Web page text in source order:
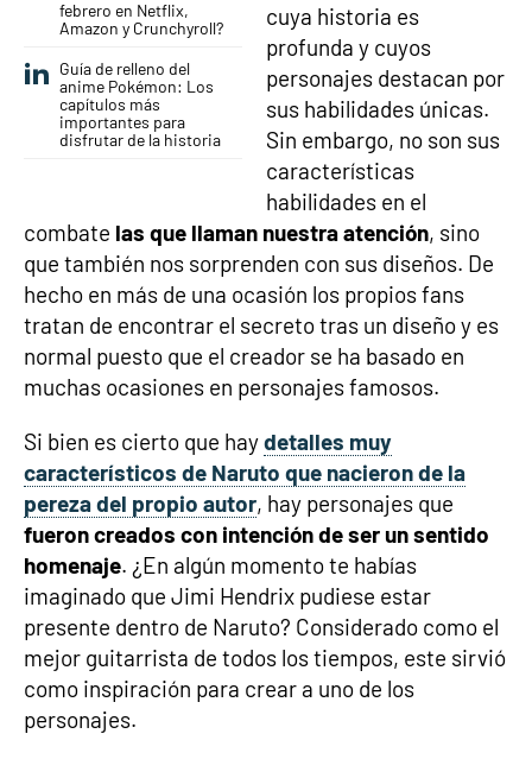
febrero en Netflix,
Amazon y Crunchyroll?
Guía de relleno del
anime Pokémon: Los
capítulos más
importantes para
disfrutar de la historia
cuya historia es
profunda y cuyos
personajes destacan por
sus habilidades únicas.
Sin embargo, no son sus
características
habilidades en el
combate las que llaman nuestra atención, sino
que también nos sorprenden con sus diseños. De
hecho en más de una ocasión los propios fans
tratan de encontrar el secreto tras un diseño y es
normal puesto que el creador se ha basado en
muchas ocasiones en personajes famosos.
Si bien es cierto que haydetalles muy
característicos de Naruto que nacieron de la
pereza del propio autor, hay personajes que
fueron creados con intención de ser un sentido
homenaje. ¿En algún momento te habías
imaginado que Jimi Hendrix pudiese estar
presente dentro de Naruto? Considerado como el
mejor guitarrista de todos los tiempos, este sirvió
como inspiración para crear a uno de los
personajes.